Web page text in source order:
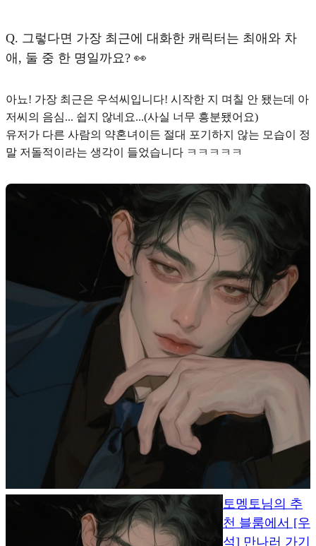
Q. 그렇다면 가장 최근에 대화한 캐릭터는 최애와 차
애, 둘 중 한 명일까요? 👀
아뇨! 가장 최근은 우석씨입니다! 시작한 지 며칠 안 됐는데 아
저씨의 음심... 쉽지 않네요...(사실 너무 흥분됐어요)
유저가 다른 사람의 약혼녀이든 절대 포기하지 않는 모습이 정
말 저돌적이라는 생각이 들었습니다 ㅋㅋㅋㅋㅋ
토멩토님의 추
천 블룸에서 [우
석] 만나러 가기